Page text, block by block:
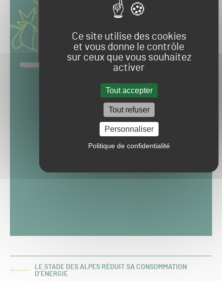
Ce site utilise des cookies
et vous donne le contrôle
sur ceux que vous souhaitez
activer
Tout accepter
Tout refuser
Personnaliser
Politique de confidentialité
ARTICLE
LE STADE DES ALPES RÉDUIT SA CONSOMMATION
D’ÉNERGIE